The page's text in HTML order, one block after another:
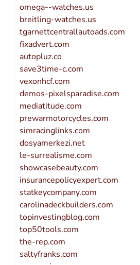
omega--watches.us
breitling-watches.us
tgarnettcentrallautoads.com
fixadvert.com
autopluz.co
save3time-c.com
vexonhcf.com
demos-pixelsparadise.com
mediatitude.com
prewarmotorcycles.com
simracinglinks.com
dosyamerkezi.net
le-surrealisme.com
showcasebeauty.com
insurancepolicyexpert.com
statkeycompany.com
carolinadeckbuilders.com
topinvestingblog.com
top50tools.com
the-rep.com
saltyfranks.com